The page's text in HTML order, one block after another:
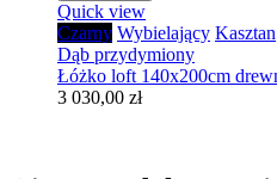
Quick view
Czarny Wybielający Kasztan
Dąb przydymiony
Łóżko loft 140x200cm
3 030,00 zł